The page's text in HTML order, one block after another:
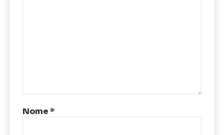
Nome*